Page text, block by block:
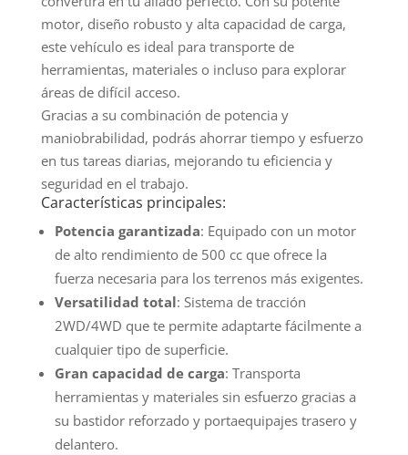
motor, diseño robusto y alta capacidad de carga,
este vehículo es ideal para transporte de
herramientas, materiales o incluso para explorar
áreas de difícil acceso.
Gracias a su combinación de potencia y
maniobrabilidad, podrás ahorrar tiempo y esfuerzo
en tus tareas diarias, mejorando tu eficiencia y
seguridad en el trabajo.
Características principales:
Potencia garantizada: Equipado con un motor
de alto rendimiento de 500 cc que ofrece la
fuerza necesaria para los terrenos más exigentes.
Versatilidad total: Sistema de tracción
2WD/4WD que te permite adaptarte fácilmente a
cualquier tipo de superficie.
Gran capacidad de carga: Transporta
herramientas y materiales sin esfuerzo gracias a
su bastidor reforzado y portaequipajes trasero y
delantero.